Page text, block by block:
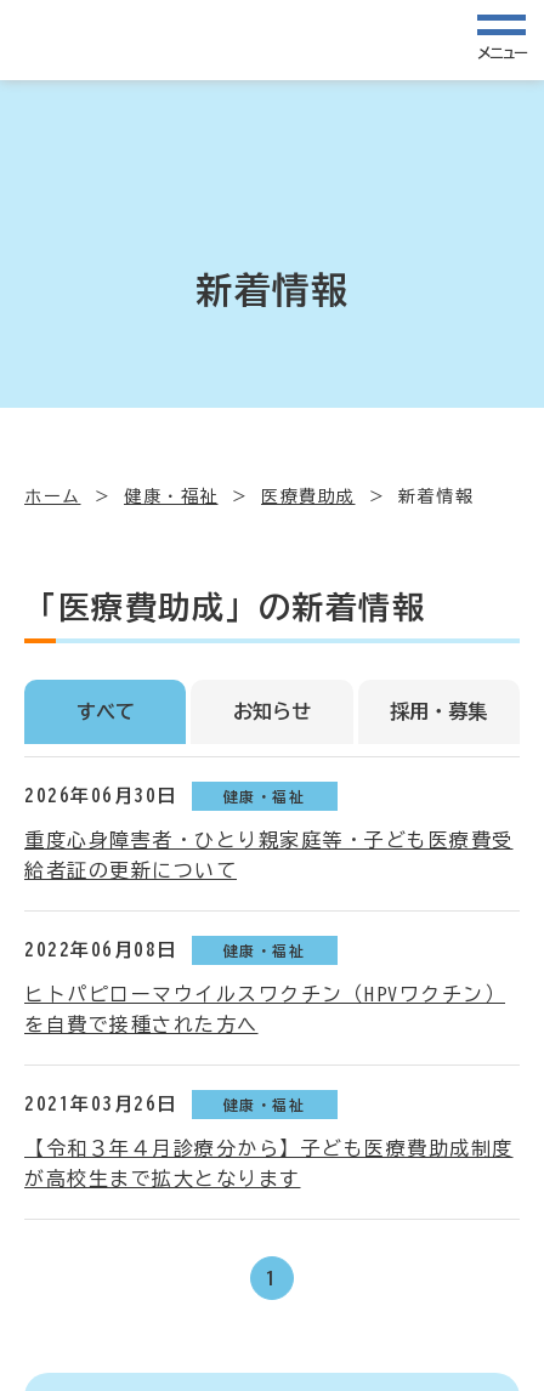
メニュー
新着情報
ホーム 健康・福祉 医療費助成 新着情報
「医療費助成」の新着情報
すべて お知らせ 採用・募集
2026年06月30日 健康・福祉
重度心身障害者・ひとり親家庭等・子ども医療費受
給者証の更新について
2022年06月08日 健康・福祉
ヒトパピローマウイルスワクチン（HPVワクチン）
を自費で接種された方へ
2021年03月26日 健康・福祉
【令和３年４月診療分から】子ども医療費助成制度
が高校生まで拡大となります
1